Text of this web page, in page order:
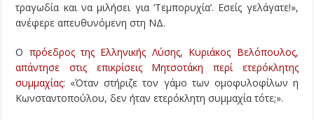
τραγωδία και να μιλήσει για ‘Τεμπορυχία’. Εσείς γελάγατε!»,
ανέφερε απευθυνόμενη στη ΝΔ.
Ο πρόεδρος της Ελληνικής Λύσης, Κυριάκος Βελόπουλος,
απάντησε στις επικρίσεις Μητσοτάκη περί ετερόκλητης
συμμαχίας: «Όταν στήριζε τον γάμο των ομοφυλοφίλων η
Κωνσταντοπούλου, δεν ήταν ετερόκλητη συμμαχία τότε;».